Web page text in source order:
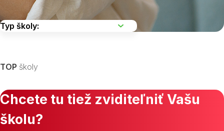
Zobraziť všetky študijné odbory »
TOP školy
Chcete tu tiež zviditeľniť Vašu
školu?